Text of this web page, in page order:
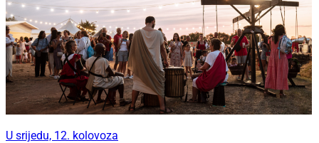
U srijedu, 12. kolovoza